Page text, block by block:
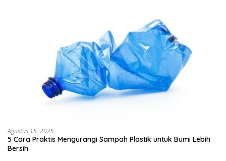
Agustus 15, 2025
5 Cara Praktis Mengurangi Sampah Plastik untuk Bumi Lebih
Bersih